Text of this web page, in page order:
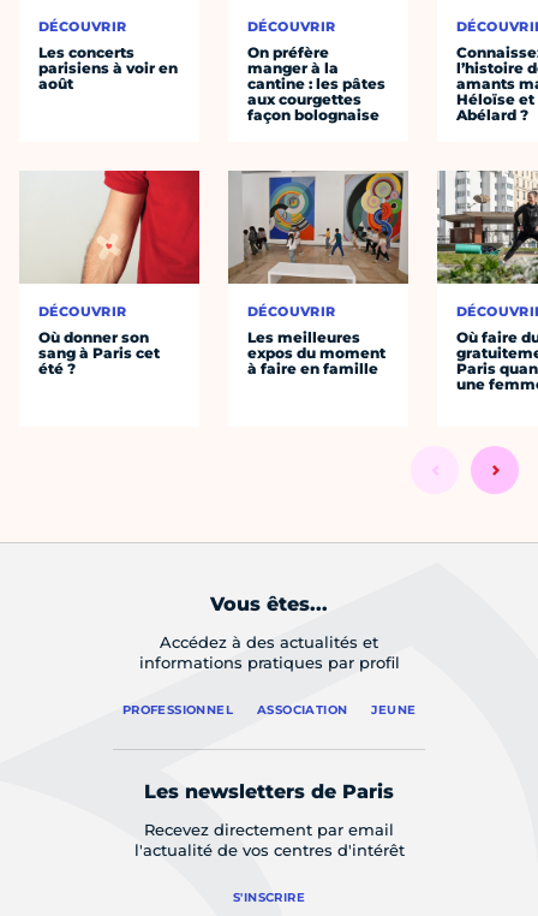
DÉCOUVRIR
Les concerts
parisiens à voir en
août
DÉCOUVRIR
Où donner son
sang à Paris cet
été ?
DÉCOUVRIR
On préfère
manger à la
cantine : les pâtes
aux courgettes
façon bolognaise
DÉCOUVRIR
Les meilleures
expos du moment
à faire en famille
l’histoire
amants
Héloïse et
Abélard ?
Où faire
Paris
une
Vous êtes...
Accédez à des actualités et
informations pratiques par profil
PROFESSIONNEL ASSOCIATION JEUNE
Les newsletters de Paris
Recevez directement par email
l'actualité de vos centres d'intérêt
S'INSCRIRE